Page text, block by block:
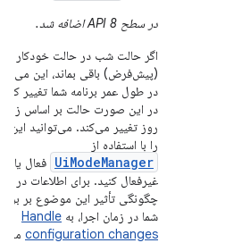
در سطح API 8 اضافه شد.
اگر حالت شب در حالت خودکار
(پیش‌فرض) باقی بماند، این
در طول عمر برنامه شما تغییر
در این صورت حالت بر اساس زمان
روز تغییر می‌کند. می‌توانید این
را با استفاده از
UiModeManager فعال یا
غیرفعال کنید. برای اطلاعات در
چگونگی تأثیر این موضوع بر
شما در زمان اجرا، به Handle
configuration changes